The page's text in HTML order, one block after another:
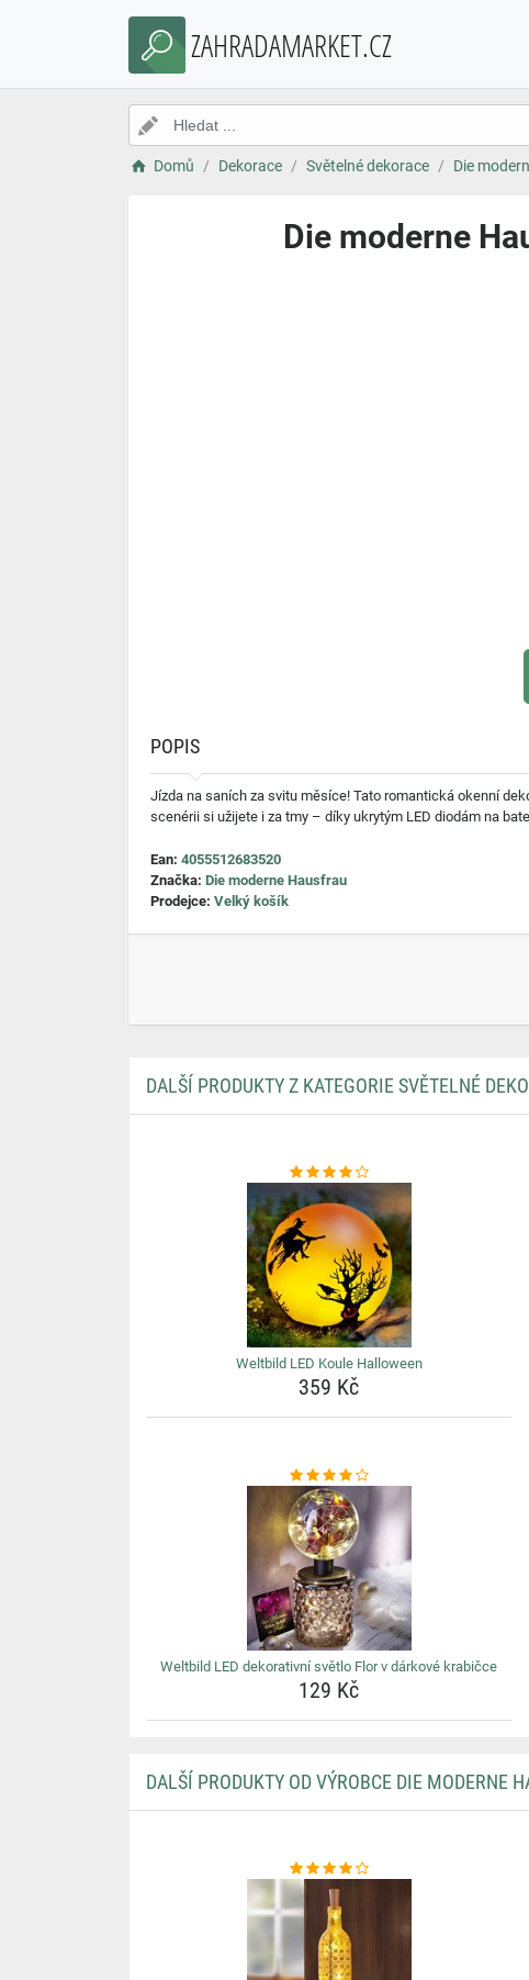
ZAHRADAMARKET.CZ
Domů Dekorace Světelné dekorace Die
Die moderne
POPIS
Jízda na saních za svitu měsíce! Tato romantická okenní
scenérii si užijete i za tmy – díky ukrytým LED diodám na
Ean: 4055512683520
Značka: Die moderne Hausfrau
Prodejce: Velký košík
DALŠÍ PRODUKTY Z KATEGORIE SVĚTELNÉ
Weltbild LED Koule Halloween
359 Kč
Weltbild LED dekorativní světlo Flor v dárkové krabičce
129 Kč
DALŠÍ PRODUKTY OD VÝROBCE DIE MODERNE